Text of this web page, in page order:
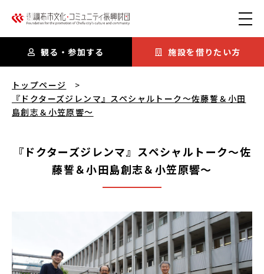
観る・参加する 施設を借りたい方
トップページ
『ドクターズジレンマ』スペシャルトーク～佐藤誓＆小田
島創志＆小笠原響～
『ドクターズジレンマ』スペシャルトーク～佐
藤誓＆小田島創志＆小笠原響～
『ドクターズジレンマ』スペシャルトーク～佐藤誓＆小田島創